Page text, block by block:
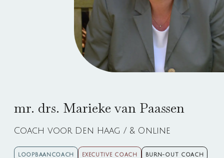
mr. drs. Marieke van Paassen
Coach voor Den Haag / & Online
LOOPBAANCOACH EXECUTIVE COACH BURN-OUT COACH